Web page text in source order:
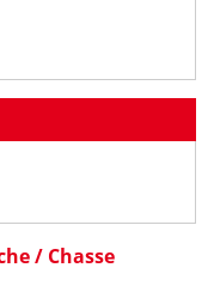
/ Chasse